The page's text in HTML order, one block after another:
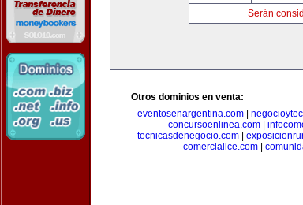
Serán
Otros dominios en venta:
eventosenargentina.com
concursoenlinea.com|
tecnicasdenegocio.com
comercialice.com|